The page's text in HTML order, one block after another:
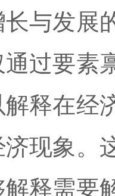
与发展
过要素
释在经
现象。
释需要